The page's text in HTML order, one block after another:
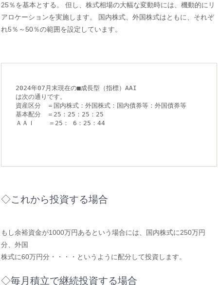
25％を基本とする。 但し、株式相場の大幅な変動時には、機動的にリ
アロケーションを実施します。 国内株式、外国株式はともに、それぞ
れ5％～50％の範囲を設定しています。
2024年07月末現在の■成長型（指標）AAI
は次の通りです。
資産区分　＝国内株式：外国株式：国内債券等：外国債券等
基本配分　＝25：25：25：25
ＡＡＩ　  ＝25： 6：25：44
◇これから投資する場合
もし余裕資金が1000万円あるという場合には、国内株式に250万円
分、外国
株式に60万円分・・・・というように配分して投資します。
◇毎月積立で継続投資する場合